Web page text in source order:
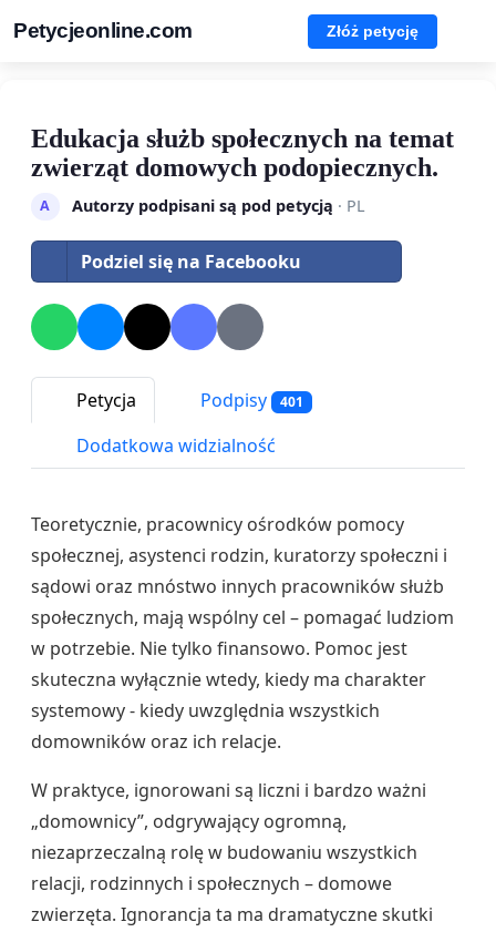
Petycjeonline.com Złóż petycję
Edukacja służb społecznych na temat
zwierząt domowych podopiecznych.
A Autorzy podpisani są pod petycją · PL
Podziel się na Facebooku
Petycja Podpisy 401
Dodatkowa widzialność
Teoretycznie, pracownicy ośrodków pomocy
społecznej, asystenci rodzin, kuratorzy społeczni i
sądowi oraz mnóstwo innych pracowników służb
społecznych, mają wspólny cel – pomagać ludziom
w potrzebie. Nie tylko finansowo. Pomoc jest
skuteczna wyłącznie wtedy, kiedy ma charakter
systemowy - kiedy uwzględnia wszystkich
domowników oraz ich relacje.
W praktyce, ignorowani są liczni i bardzo ważni
„domownicy”, odgrywający ogromną,
niezaprzeczalną rolę w budowaniu wszystkich
relacji, rodzinnych i społecznych – domowe
zwierzęta. Ignorancja ta ma dramatyczne skutki